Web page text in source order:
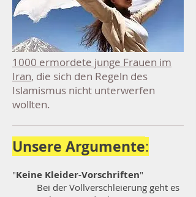
1000 ermordete junge Frauen im
Iran, die sich den Regeln des
Islamismus nicht unterwerfen
wollten.
Unsere Argumente:
"Keine Kleider-Vorschriften"
Bei der Vollverschleierung geht es